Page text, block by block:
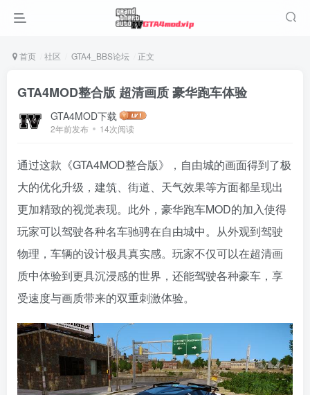
首页 社区 GTA4_BBS论坛 正文
GTA4MOD整合版 超清画质 豪华跑车体验
GTA4MOD下载
2年前发布 14次阅读
通过这款《GTA4MOD整合版》，自由城的画面得到了极
大的优化升级，建筑、街道、天气效果等方面都呈现出
更加精致的视觉表现。此外，豪华跑车MOD的加入使得
玩家可以驾驶各种名车驰骋在自由城中。从外观到驾驶
物理，车辆的设计极具真实感。玩家不仅可以在超清画
质中体验到更具沉浸感的世界，还能驾驶各种豪车，享
受速度与画质带来的双重刺激体验。